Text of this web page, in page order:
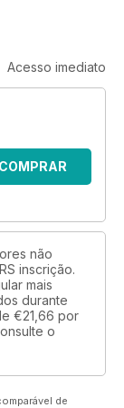
Acesso imediato
COMPRAR
não
inscrição.
mais
durante
€21,66 por
o
de